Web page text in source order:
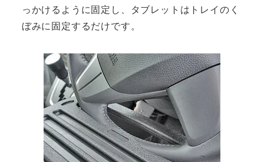
っかけるように固定し、タブレットはトレイのく
ぼみに固定するだけです。